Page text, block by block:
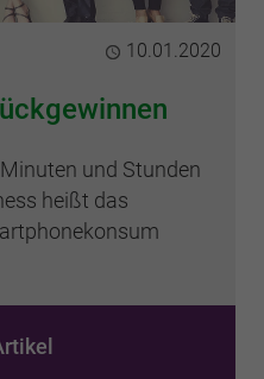
Publiziert
10.01.2020
und Stunden
heißt das